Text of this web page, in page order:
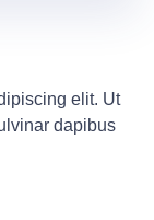
elit. Ut
dapibus